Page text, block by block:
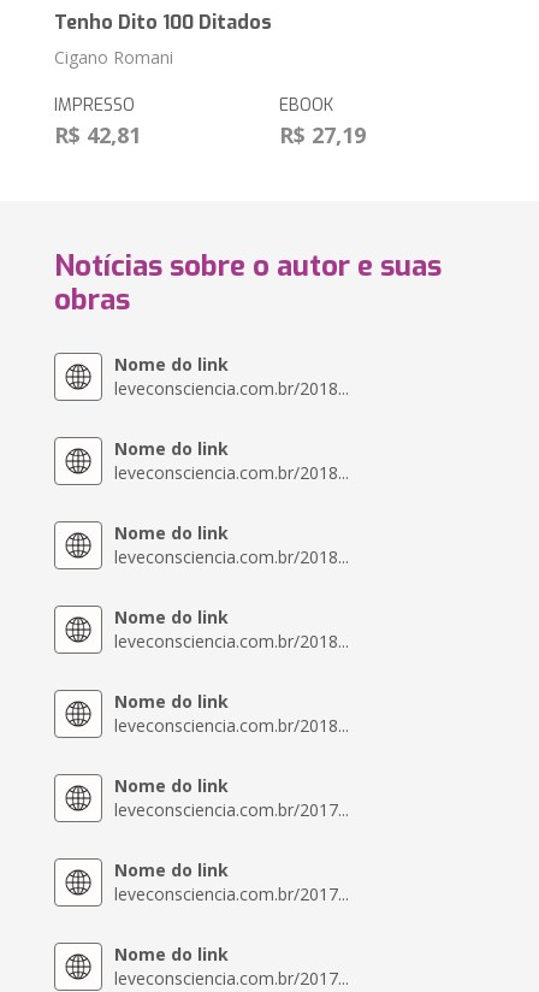
Tenho Dito 100 Ditados
Cigano Romani
IMPRESSO
R$ 42,81
EBOOK
R$ 27,19
Notícias sobre o autor e suas
obras
Nome do link
leveconsciencia.com.br/2018...
Nome do link
leveconsciencia.com.br/2018...
Nome do link
leveconsciencia.com.br/2018...
Nome do link
leveconsciencia.com.br/2018...
Nome do link
leveconsciencia.com.br/2018...
Nome do link
leveconsciencia.com.br/2017...
Nome do link
leveconsciencia.com.br/2017...
Nome do link
leveconsciencia.com.br/2017...